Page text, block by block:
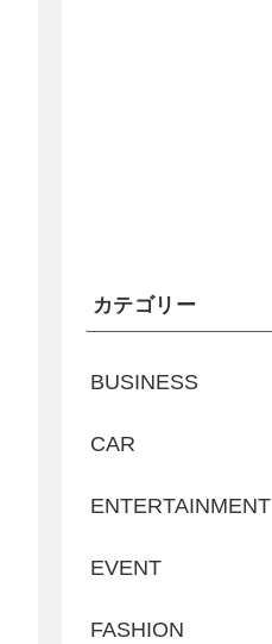
カテゴリー
BUSINESS
CAR
ENTERTAINMENT
EVENT
FASHION